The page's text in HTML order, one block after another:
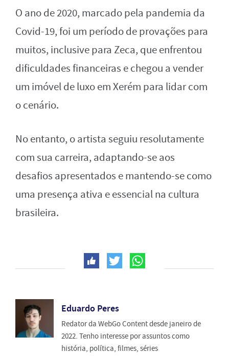
O ano de 2020, marcado pela pandemia da
Covid-19, foi um período de provações para
muitos, inclusive para Zeca, que enfrentou
dificuldades financeiras e chegou a vender
um imóvel de luxo em Xerém para lidar com
o cenário.
No entanto, o artista seguiu resolutamente
com sua carreira, adaptando-se aos
desafios apresentados e mantendo-se como
uma presença ativa e essencial na cultura
brasileira.
Eduardo Peres
Redator da WebGo Content desde janeiro de
2022. Tenho interesse por assuntos como
história, política, filmes, séries